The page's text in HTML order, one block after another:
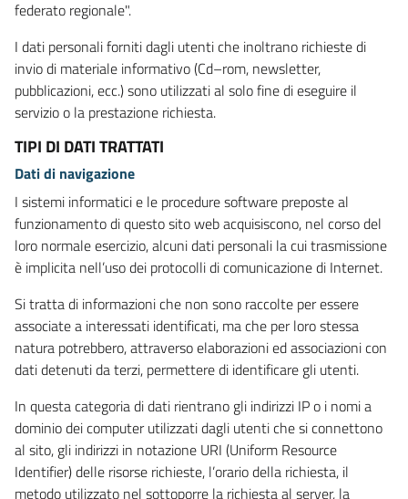
federato regionale".
I dati personali forniti dagli utenti che inoltrano richieste di
invio di materiale informativo (Cd–rom, newsletter,
pubblicazioni, ecc.) sono utilizzati al solo fine di eseguire il
servizio o la prestazione richiesta.
TIPI DI DATI TRATTATI
Dati di navigazione
I sistemi informatici e le procedure software preposte al
funzionamento di questo sito web acquisiscono, nel corso del
loro normale esercizio, alcuni dati personali la cui trasmissione
è implicita nell’uso dei protocolli di comunicazione di Internet.
Si tratta di informazioni che non sono raccolte per essere
associate a interessati identificati, ma che per loro stessa
natura potrebbero, attraverso elaborazioni ed associazioni con
dati detenuti da terzi, permettere di identificare gli utenti.
In questa categoria di dati rientrano gli indirizzi IP o i nomi a
dominio dei computer utilizzati dagli utenti che si connettono
al sito, gli indirizzi in notazione URI (Uniform Resource
Identifier) delle risorse richieste, l’orario della richiesta, il
metodo utilizzato nel sottoporre la richiesta al server, la